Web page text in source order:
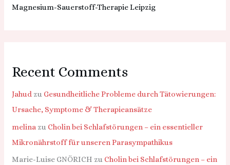
Magnesium-Sauerstoff-Therapie Leipzig
Recent Comments
Jahud zu Gesundheitliche Probleme durch Tätowierungen:
Ursache, Symptome & Therapieansätze
melina zu Cholin bei Schlafstörungen – ein essentieller
Mikronährstoff für unseren Parasympathikus
Marie-Luise GNÖRICH zu Cholin bei Schlafstörungen – ein